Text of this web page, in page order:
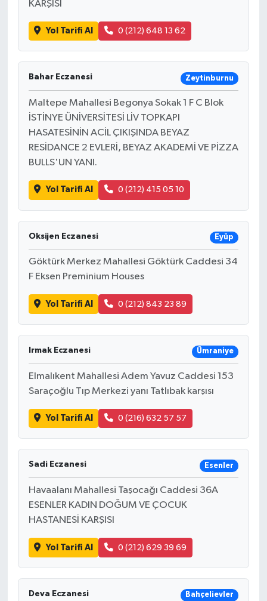
KARŞISI
Yol Tarifi Al 0 (212) 648 13 62
Bahar Eczanesi Zeytinburnu
Maltepe Mahallesi Begonya Sokak 1 F C Blok
İSTİNYE ÜNİVERSİTESİ LİV TOPKAPI
HASATESİNİN ACİL ÇIKIŞINDA BEYAZ
RESİDANCE 2 EVLERİ, BEYAZ AKADEMİ VE PİZZA
BULLS'UN YANI.
Yol Tarifi Al 0 (212) 415 05 10
Oksijen Eczanesi Eyüp
Göktürk Merkez Mahallesi Göktürk Caddesi 34
F Eksen Preminium Houses
Yol Tarifi Al 0 (212) 843 23 89
Irmak Eczanesi Ümraniye
Elmalıkent Mahallesi Adem Yavuz Caddesi 153
Saraçoğlu Tıp Merkezi yanı Tatlıbak karşısı
Yol Tarifi Al 0 (216) 632 57 57
Sadi Eczanesi Esenler
Havaalanı Mahallesi Taşocağı Caddesi 36A
ESENLER KADIN DOĞUM VE ÇOCUK
HASTANESİ KARŞISI
Yol Tarifi Al 0 (212) 629 39 69
Deva Eczanesi Bahçelievler